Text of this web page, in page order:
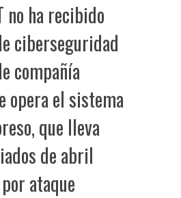
no ha recibido
ciberseguridad
compañía
opera el sistema
que lleva
de abril
ataque